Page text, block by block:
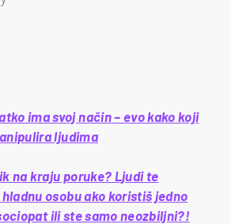
ima svoj način – evo kako koji
ljudima
na kraju poruke? Ljudi te
osobu ako koristiš jedno
ili ste samo neozbiljni?!